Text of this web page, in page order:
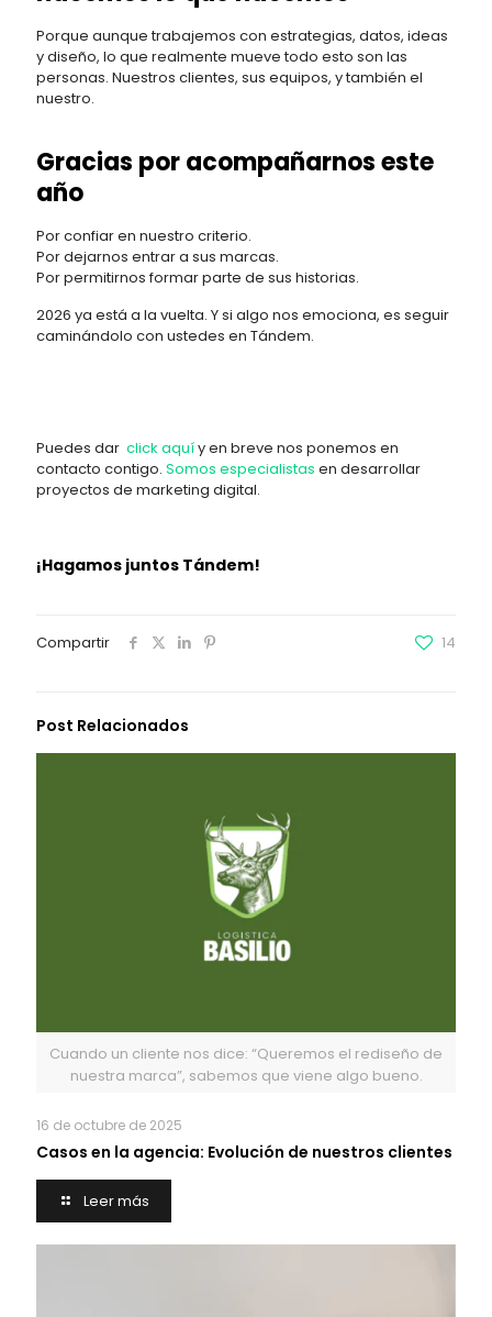
Porque aunque trabajemos con estrategias, datos, ideas
y diseño, lo que realmente mueve todo esto son las
personas. Nuestros clientes, sus equipos, y también el
nuestro.
Gracias por acompañarnos este
año
Por confiar en nuestro criterio.
Por dejarnos entrar a sus marcas.
Por permitirnos formar parte de sus historias.
2026 ya está a la vuelta. Y si algo nos emociona, es seguir
caminándolo con ustedes en Tándem.
Puedes dar click aquíy en breve nos ponemos en
contacto contigo. Somos especialistas en desarrollar
proyectos de marketing digital.
¡Hagamos juntos Tándem!
Compartir 14
Post Relacionados
Cuando un cliente nos dice: “Queremos el rediseño de
nuestra marca”, sabemos que viene algo bueno.
16 de octubre de 2025
Casos en la agencia: Evolución de nuestros clientes
Leer más